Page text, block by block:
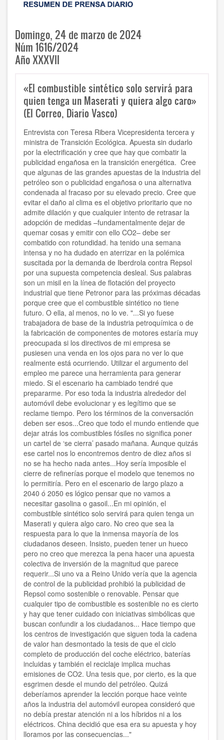
Domingo, 24 de marzo de 2024
Núm 1616/2024
Año XXXVII
«El combustible sintético solo servirá para
quien tenga un Maserati y quiera algo caro»
(El Correo, Diario Vasco)
Entrevista con Teresa Ribera Vicepresidenta tercera y
ministra de Transición Ecológica. Apuesta sin dudarlo
por la electrificación y cree que hay que combatir la
publicidad engañosa en la transición energética. Cree
que algunas de las grandes apuestas de la industria del
petróleo son o publicidad engañosa o una alternativa
condenada al fracaso por su elevado precio. Cree que
evitar el daño al clima es el objetivo prioritario que no
admite dilación y que cualquier intento de retrasar la
adopción de medidas –fundamentalmente dejar de
quemar cosas y emitir con ello CO2– debe ser
combatido con rotundidad. ha tenido una semana
intensa y no ha dudado en aterrizar en la polémica
suscitada por la demanda de Iberdrola contra Repsol
por una supuesta competencia desleal. Sus palabras
son un misil en la línea de flotación del proyecto
industrial que tiene Petronor para las próximas décadas
porque cree que el combustible sintético no tiene
futuro. O ella, al menos, no lo ve. "...Si yo fuese
trabajadora de base de la industria petroquímica o de
la fabricación de componentes de motores estaría muy
preocupada si los directivos de mi empresa se
pusiesen una venda en los ojos para no ver lo que
realmente está ocurriendo. Utilizar el argumento del
empleo me parece una herramienta para generar
miedo. Si el escenario ha cambiado tendré que
prepararme. Por eso toda la industria alrededor del
automóvil debe evolucionar y es legítimo que se
reclame tiempo. Pero los términos de la conversación
deben ser esos...Creo que todo el mundo entiende que
dejar atrás los combustibles fósiles no significa poner
un cartel de ‘se cierra’ pasado mañana. Aunque quizás
ese cartel nos lo encontremos dentro de diez años si
no se ha hecho nada antes...Hoy sería imposible el
cierre de refinerías porque el modelo que tenemos no
lo permitiría. Pero en el escenario de largo plazo a
2040 ó 2050 es lógico pensar que no vamos a
necesitar gasolina o gasoil...En mi opinión, el
combustible sintético solo servirá para quien tenga un
Maserati y quiera algo caro. No creo que sea la
respuesta para lo que la inmensa mayoría de los
ciudadanos deseen. Insisto, pueden tener un hueco
pero no creo que merezca la pena hacer una apuesta
colectiva de inversión de la magnitud que parece
requerir...Si uno va a Reino Unido vería que la agencia
de control de la publicidad prohibió la publicidad de
Repsol como sostenible o renovable. Pensar que
cualquier tipo de combustible es sostenible no es cierto
y hay que tener cuidado con iniciativas simbólicas que
buscan confundir a los ciudadanos... Hace tiempo que
los centros de investigación que siguen toda la cadena
de valor han desmontado la tesis de que el ciclo
completo de producción del coche eléctrico, baterías
incluidas y también el reciclaje implica muchas
emisiones de CO2. Una tesis que, por cierto, es la que
esgrimen desde el mundo del petróleo. Quizá
deberíamos aprender la lección porque hace veinte
años la industria del automóvil europea consideró que
no debía prestar atención ni a los híbridos ni a los
eléctricos. China decidió que esa era su apuesta y hoy
lloramos por las consecuencias..."